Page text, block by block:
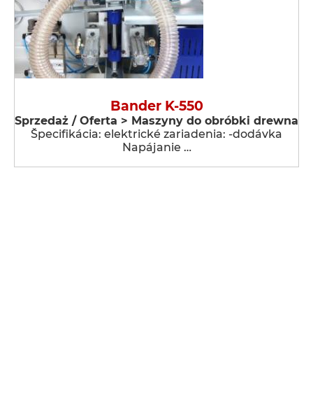
Bander K-550
Sprzedaż / Oferta > Maszyny do obróbki drewna
Špecifikácia: elektrické zariadenia: -dodávka
Napájanie …